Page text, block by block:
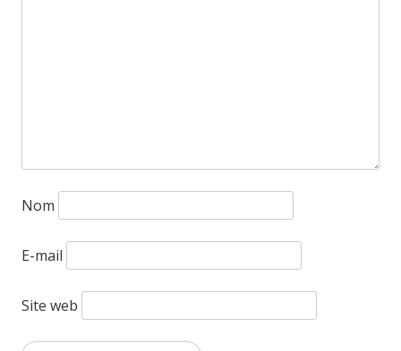
Nom
E-mail
Site web